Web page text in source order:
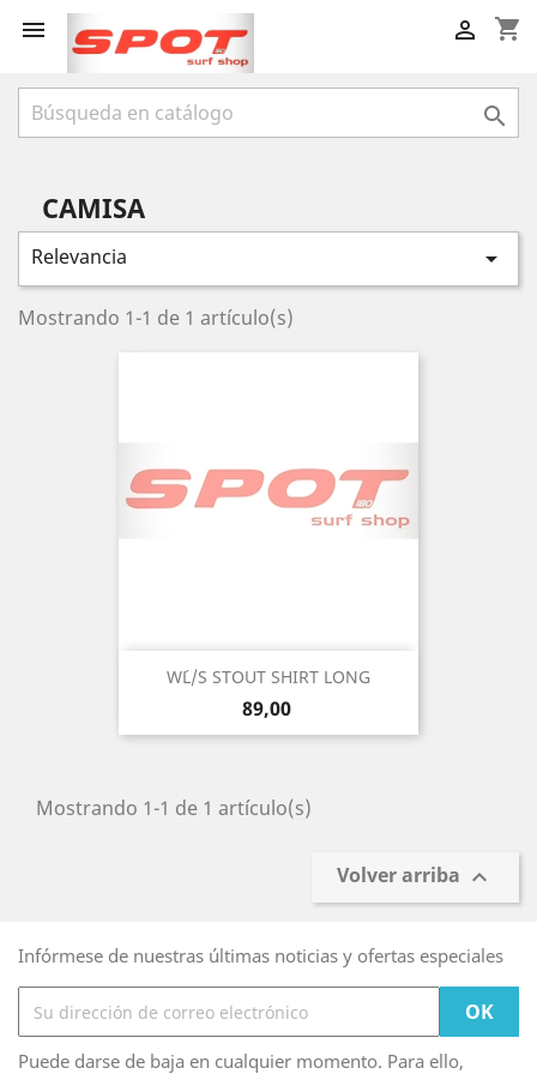
 shopping_cart


CAMISA
Relevancia 
Mostrando 1-1 de 1 artículo(s)
W´L/S STOUT SHIRT LONG
Precio
89,00
Mostrando 1-1 de 1 artículo(s)
Volver arriba 
Infórmese de nuestras últimas noticias y ofertas especiales
Puede darse de baja en cualquier momento. Para ello,